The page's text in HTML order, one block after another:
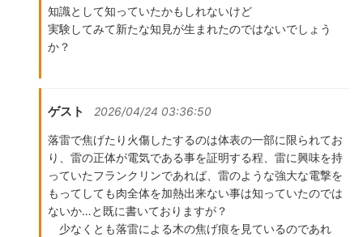
知識として知っていたかもしれないけど
実験してみて新たな知見が生まれたのではないでしょう
か？
ゲスト 2026/04/24 03:36:50
落雷で焦げたり火傷したするのは体表の一部に限られてお
り、雷の正体が電気である事を証明する程、雷に興味を持
っていたフランクリンであれば、雷のような強大な電撃を
もってしても肉全体を加熱出来ない事は知っていたのでは
ないか…と既に書いておりますが？
少なくとも落雷による木の焦げ痕を見ているのであれ